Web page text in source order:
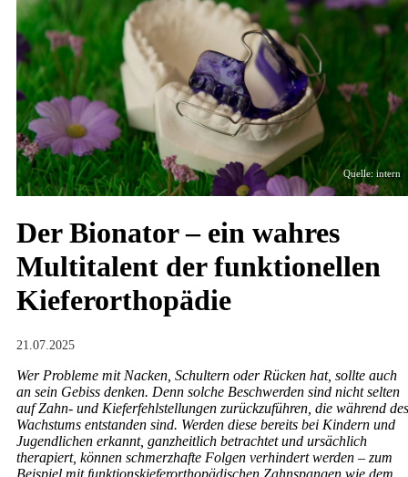
Quelle: intern
Der Bionator – ein wahres
Multitalent der funktionellen
Kieferorthopädie
21.07.2025
Wer Probleme mit Nacken, Schultern oder Rücken hat, sollte auch
an sein Gebiss denken. Denn solche Beschwerden sind nicht selten
auf Zahn- und Kieferfehlstellungen zurückzuführen, die während des
Wachstums entstanden sind. Werden diese bereits bei Kindern und
Jugendlichen erkannt, ganzheitlich betrachtet und ursächlich
therapiert, können schmerzhafte Folgen verhindert werden – zum
Beispiel mit funktionskieferorthopädischen Zahnspangen wie dem